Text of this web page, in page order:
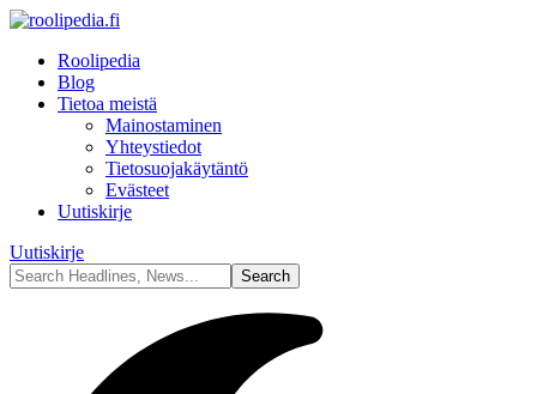
Roolipedia
Blog
Tietoa meistä
Mainostaminen
Yhteystiedot
Tietosuojakäytäntö
Evästeet
Uutiskirje
Uutiskirje